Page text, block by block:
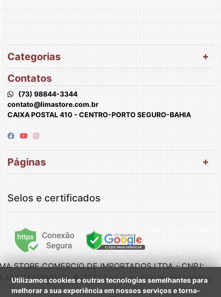
Categorias
Contatos
(73) 98844-3344
contato@limastore.com.br
CAIXA POSTAL 410 - CENTRO-PORTO SEGURO-BAHIA
Páginas
Selos e certificados
STORE COMERCIO DE IMPORTADOS LTDA - CNPJ:
0001-28 © 2021 Todos os direitos reservados
Utilizamos cookies e outras tecnologias semelhantes para
melhorar a sua experiência em nossos serviços e torna-